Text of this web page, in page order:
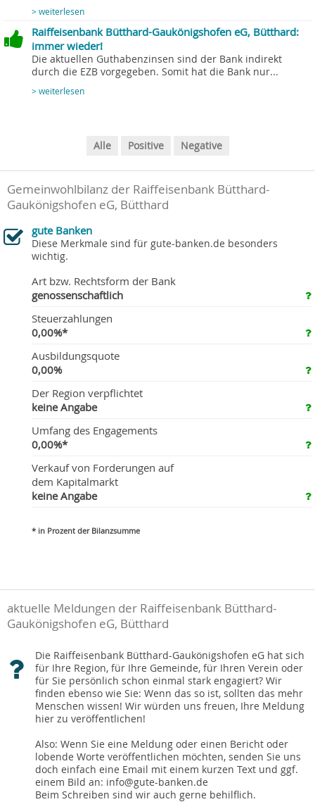
> weiterlesen
Raiffeisenbank Bütthard-Gaukönigshofen eG, Bütthard:
immer wieder!
Die aktuellen Guthabenzinsen sind der Bank indirekt
durch die EZB vorgegeben. Somit hat die Bank nur...
> weiterlesen
Alle Positive Negative
Gemeinwohlbilanz der Raiffeisenbank Bütthard-
Gaukönigshofen eG, Bütthard
gute Banken
Diese Merkmale sind für gute-banken.de besonders
wichtig.
Art bzw. Rechtsform der Bank
genossenschaftlich
Steuerzahlungen
0,00%*
Ausbildungsquote
0,00%
Der Region verpflichtet
keine Angabe
Umfang des Engagements
0,00%*
Verkauf von Forderungen auf
dem Kapitalmarkt
keine Angabe
* in Prozent der Bilanzsumme
aktuelle Meldungen der Raiffeisenbank Bütthard-
Gaukönigshofen eG, Bütthard
Die Raiffeisenbank Bütthard-Gaukönigshofen eG hat sich
für Ihre Region, für Ihre Gemeinde, für Ihren Verein oder
für Sie persönlich schon einmal stark engagiert? Wir
finden ebenso wie Sie: Wenn das so ist, sollten das mehr
Menschen wissen! Wir würden uns freuen, Ihre Meldung
hier zu veröffentlichen!
Also: Wenn Sie eine Meldung oder einen Bericht oder
lobende Worte veröffentlichen möchten, senden Sie uns
doch einfach eine Email mit einem kurzen Text und ggf.
einem Bild an: info@gute-banken.de
Beim Schreiben sind wir auch gerne behilflich.